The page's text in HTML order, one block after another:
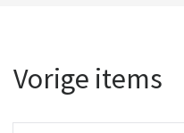
Vorige items